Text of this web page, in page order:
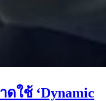
ใช้ ‘Dynamic